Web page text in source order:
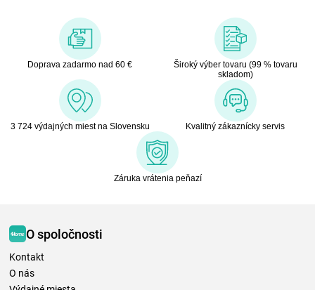
Doprava zadarmo nad 60 €
Široký výber tovaru (99 % tovaru
skladom)
3 724 výdajných miest na Slovensku Kvalitný zákaznícky servis
Záruka vrátenia peňazí
O spoločnosti
Kontakt
O nás